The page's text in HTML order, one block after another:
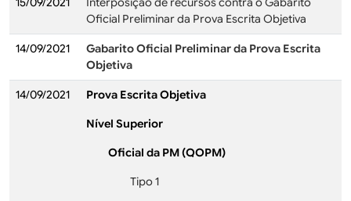
Oficial Preliminar da Prova Escrita Objetiva
14/09/2021
Gabarito Oficial Preliminar da Prova Escrita
Objetiva
14/09/2021 Prova Escrita Objetiva
Nível Superior
Oficial da PM (QOPM)
Tipo 1